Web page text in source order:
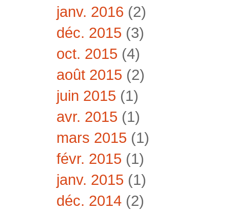
janv. 2016 (2)
déc. 2015 (3)
oct. 2015 (4)
août 2015 (2)
juin 2015 (1)
avr. 2015 (1)
mars 2015 (1)
févr. 2015 (1)
janv. 2015 (1)
déc. 2014 (2)